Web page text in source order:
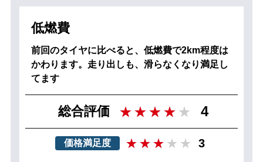
低燃費
前回のタイヤに比べると、低燃費で2km程度は
かわります。走り出しも、滑らなくなり満足し
てます
総合評価 4
価格満足度 3